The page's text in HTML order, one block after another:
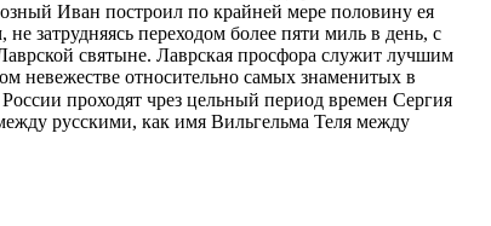
Иван построил по крайней мере половину ея
затрудняясь переходом более пяти миль в день, с
святыне. Лаврская просфора служит лучшим
невежестве относительно самых знаменитых в
проходят чрез цельный период времен Сергия
русскими, как имя Вильгельма Теля между